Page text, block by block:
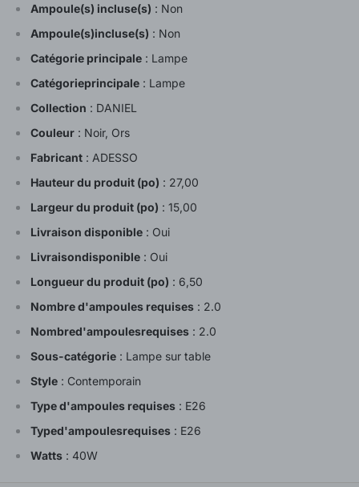
Ampoule(s) incluse(s) : Non
Ampoule(s)incluse(s) : Non
Catégorie principale : Lampe
Catégorieprincipale : Lampe
Collection : DANIEL
Couleur : Noir, Ors
Fabricant : ADESSO
Hauteur du produit (po) : 27,00
Largeur du produit (po) : 15,00
Livraison disponible : Oui
Livraisondisponible : Oui
Longueur du produit (po) : 6,50
Nombre d'ampoules requises : 2.0
Nombred'ampoulesrequises : 2.0
Sous-catégorie : Lampe sur table
Style : Contemporain
Type d'ampoules requises : E26
Typed'ampoulesrequises : E26
Watts : 40W